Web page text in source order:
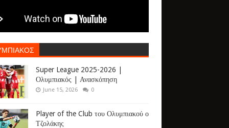
Super League 2025-2026 |
Ολυμπιακός | Ανασκόπηση
June 15, 2026 0
Player of the Club του Ολυμπιακού ο
Τζολάκης